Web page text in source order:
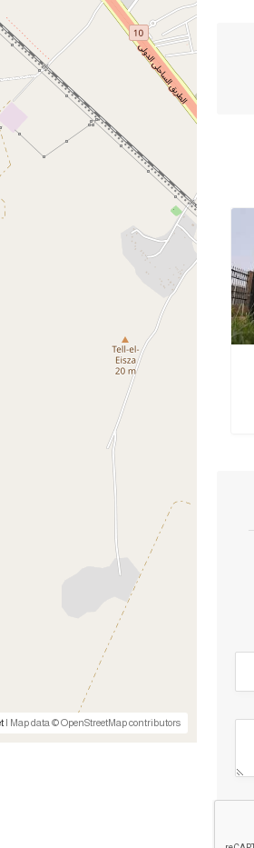
| Map data © OpenStreetMap contributors